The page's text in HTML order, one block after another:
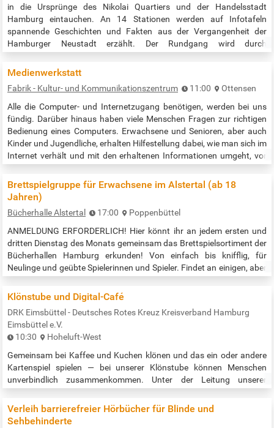
in die Ursprünge des Nikolai Quartiers und der Handelsstadt
Hamburg eintauchen. An 14 Stationen werden auf Infotafeln
spannende Geschichten und Fakten aus der Vergangenheit der
Hamburger Neustadt erzählt. Der Rundgang wird durch
Audioinformationen ergänzt, die mittels QR-Code abrufbar sind. So
wird die Geschichte lebendig. Startpunkt ist das Rathaus / der
Medienwerkstatt
Fabrik - Kultur- und Kommunikationszentrum 11:00
Ottensen
Alle die Computer- und Internetzugang benötigen, werden bei uns
fündig. Darüber hinaus haben viele Menschen Fragen zur richtigen
Bedienung eines Computers. Erwachsene und Senioren, aber auch
Kinder und Jugendliche, erhalten Hilfestellung dabei, wie man sich im
Internet verhält und mit den erhaltenen Informationen umgeht, vor
allem in Bezug auf Social-Media - nach wie vor ein sehr aktuelles
Thema. Auch in diversen anderen Bereichen wie z.B. E-Mails oder…
Brettspielgruppe für Erwachsene im Alstertal (ab 18
Jahren)
Bücherhalle Alstertal 17:00
Poppenbüttel
ANMELDUNG ERFORDERLICH! Hier könnt ihr an jedem ersten und
dritten Dienstag des Monats gemeinsam das Brettspielsortiment der
Bücherhallen Hamburg erkunden! Von einfach bis knifflig, für
Neulinge und geübte Spielerinnen und Spieler. Findet an einigen, aber
nicht allen Dienstagen statt - genaue Termine im Link zur
Veranstaltung! Anmeldung erforderlich unter
brettspiel@posteo.com Veranstaltungszeit: 17:00 bis 21:00 Uhr
Quelle:…
Klönstube und Digital-Café
DRK Eimsbüttel - Deutsches Rotes Kreuz Kreisverband Hamburg
Eimsbüttel e.V.
10:30
Hoheluft-West
Gemeinsam bei Kaffee und Kuchen klönen und das ein oder andere
Kartenspiel spielen — bei unserer Klönstube können Menschen
unverbindlich zusammenkommen. Unter der Leitung unserer
ehrenamtlichen Helferin Svenja Kühl haben die Besucherinnen und
Besucher die Möglichkeit, miteinander ins Gespräch zu kommen,
gemeinsam Brettspiele zu spielen oder einfach nur nett beisammen
Verleih barrierefreier Hörbücher für Blinde und
Sehbehinderte